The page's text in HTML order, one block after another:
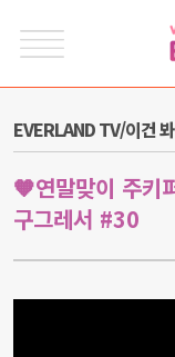
EVERLAND TV/이건
🧡연말맞이 주키
구그레서 #30